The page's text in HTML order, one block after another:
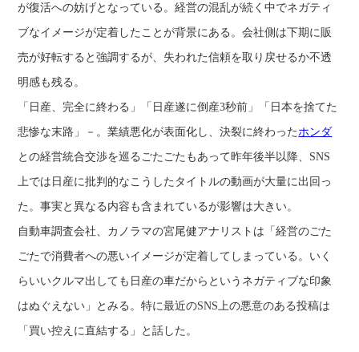
が復活への妨げとなっている。経営の混乱が続く中でネガティ
ブなイメージが定着したことが背景にある。会社側は下期に販
売が好転すると強調するが、失われた信頼を取り戻せるか不透
明感も残る。
「日産、完全に終わる」「日産遂に倒産3秒前」「日本を捨てた
悲惨な末路」－。業績悪化が表面化し、決裂に終わったホンダ
との経営統合交渉を巡るごたごたもあって昨年後半以降、SNS
上では日産に批判的なこうしたタイトルの動画が大量に出回っ
た。事実と異なる内容も含まれているが影響は大きい。
自動車調査会社、カノラマの宮尾健アナリストは「経営のごた
ごたで消費者への悪いイメージが定着してしまっている。いく
らいいクルマ出しても日産の車だからというネガティブな印象
はぬぐえない」とみる。特に最近のSNS上の悪意のある投稿は
「買い控えに直結する」と話した。